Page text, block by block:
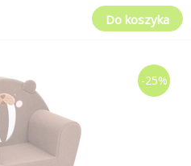
Do koszyka
-25%